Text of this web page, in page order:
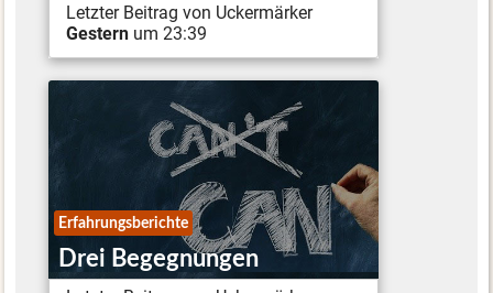
Letzter Beitrag von Uckermärker
Gestern um 23:39
Erfahrungsberichte
Drei Begegnungen